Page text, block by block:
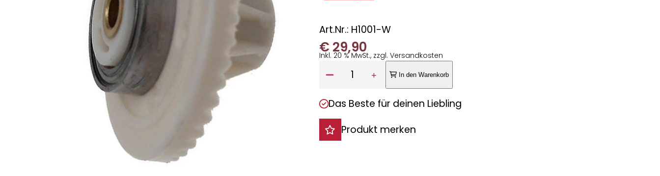
Art.Nr.: H1001-W
€ 29,90
Inkl. 20 % MwSt., zzgl. Versandkosten
Anzahl:1 In den Warenkorb
Das Beste für deinen Liebling
Produkt merken